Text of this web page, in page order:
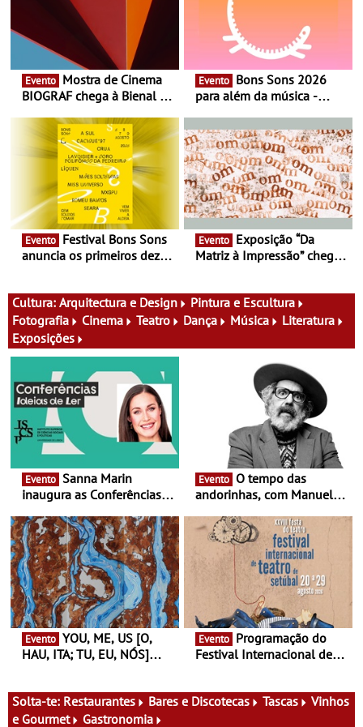
Evento
BIOGRAF chega à Bienal de
Documentário, ensaio
fílmico e práticas artísticas
Evento
para além da música -
percursos, oficinas,
atividades para toda a
família e muito mais
Evento
anuncia os primeiros dez
Evento
Matriz à Impressão” chega
nova exposição do Museu
do Oriente prova-o
Cultura: Arquitectura e Design
Pintura e Escultura
Fotografia
Cinema Teatro Dança Música
Literatura
Exposições
Evento
inaugura as Conferências
Antiga primeira-ministra da
Finlândia é a convidada da
primeira edição do novo
ciclo de debates dedicado
aos grandes temas do
nosso tempo
Evento
andorinhas, com Manuel
Atum - Concerto
performance na MAAT
Gallery a 3 de Setembro,
19:30
Evento
HAU, ITA; TU, EU, NÓS]
13 de Dezembro
Evento
Festival Internacional de
29 de Agosto
Solta-te: Restaurantes Bares e Discotecas Tascas
Vinhos
e Gourmet
Gastronomia